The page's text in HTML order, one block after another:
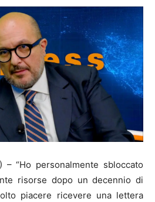
– “Ho personalmente sbloccato
risorse dopo un decennio di
piacere ricevere una lettera